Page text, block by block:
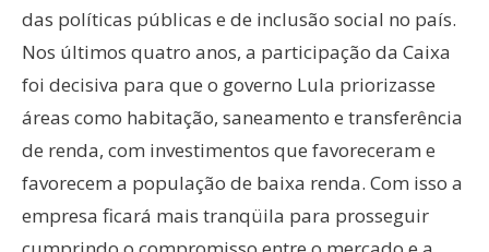
das políticas públicas e de inclusão social no país.
Nos últimos quatro anos, a participação da Caixa
foi decisiva para que o governo Lula priorizasse
áreas como habitação, saneamento e transferência
de renda, com investimentos que favoreceram e
favorecem a população de baixa renda. Com isso a
empresa ficará mais tranqüila para prosseguir